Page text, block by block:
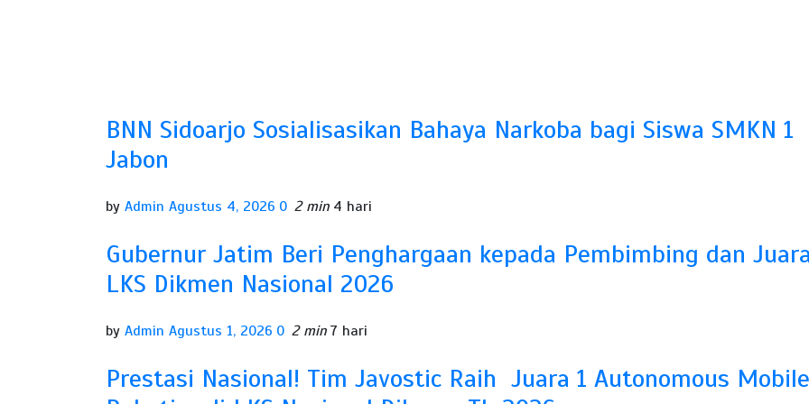
BNN Sidoarjo Sosialisasikan Bahaya Narkoba bagi Siswa SMKN 1
Jabon
by Admin Agustus 4, 2026 0 2 min 4 hari
Gubernur Jatim Beri Penghargaan kepada Pembimbing dan
LKS Dikmen Nasional 2026
by Admin Agustus 1, 2026 0 2 min 7 hari
Prestasi Nasional! Tim Javostic Raih Juara 1 Autonomous Mobile